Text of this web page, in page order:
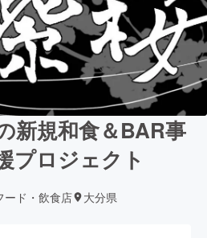
新規和食＆BAR事
プロジェクト
ード・飲食店 大分県